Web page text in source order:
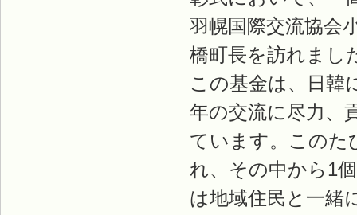
羽幌国際交流協会
橋町長を訪れまし
この基金は、日韓
年の交流に尽力、
ています。このた
れ、その中から1
は地域住民と一緒